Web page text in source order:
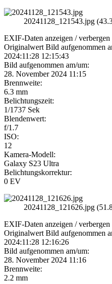
20241128_121543.jpg
EXIF-Daten anzeigen / verbergen
Originalwert Bild aufgenommen
2024:11:28 12:15:43
Bild aufgenommen am/um:
28. November 2024 11:15
Brennweite:
6.3 mm
Belichtungszeit:
1/1737 Sek
Blendenwert:
f/1.7
ISO:
12
Kamera-Modell:
Galaxy S23 Ultra
Belichtungskorrektur:
0 EV
20241128_121626.jpg
EXIF-Daten anzeigen / verbergen
Originalwert Bild aufgenommen
2024:11:28 12:16:26
Bild aufgenommen am/um:
28. November 2024 11:16
Brennweite:
2.2 mm